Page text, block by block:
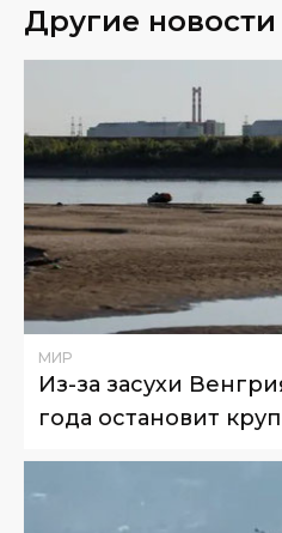
Другие новости
МИР
Из-за засухи
года остановит